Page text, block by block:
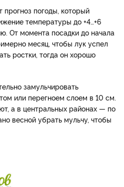
погоды, который
температуры до +4…+6
От момента посадки до начала
месяц, чтобы лук успел
ростки, тогда он хорошо
замульчировать
или перегноем слоем в 10 см.
а в центральных районах — по
весной убрать мульчу, чтобы